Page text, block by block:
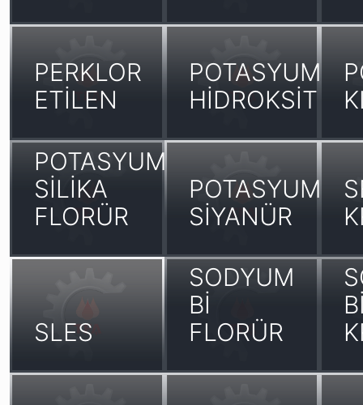
PERKLOR
ETİLEN
POTASYUM
HİDROKSİT
POTASYUM
SİLİKA
FLORÜR
POTASYUM
SİYANÜR
SLES
SODYUM
Bİ
FLORÜR